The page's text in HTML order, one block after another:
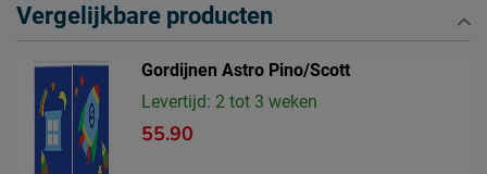
Vergelijkbare producten
Gordijnen Astro Pino/Scott
Levertijd: 2 tot 3 weken
55.90